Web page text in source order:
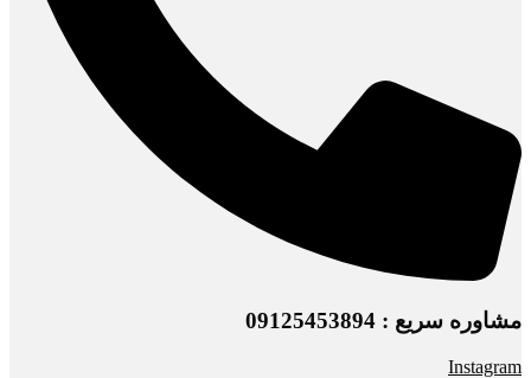
مشاوره سریع : 09125453894
Instagram